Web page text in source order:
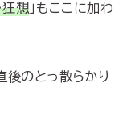
狂想 」もここに加わ
後のとっ散らかり